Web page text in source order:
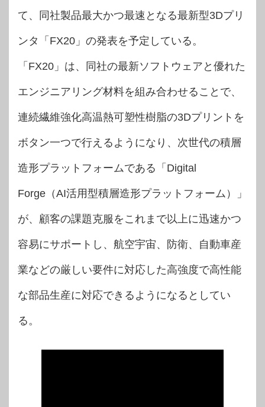
て、同社製品最大かつ最速となる最新型3Dプリ
ンタ「FX20」の発表を予定している。
「FX20」は、同社の最新ソフトウェアと優れた
エンジニアリング材料を組み合わせることで、
連続繊維強化高温熱可塑性樹脂の3Dプリントを
ボタン一つで行えるようになり、次世代の積層
造形プラットフォームである「Digital
Forge（AI活用型積層造形プラットフォーム）」
が、顧客の課題克服をこれまで以上に迅速かつ
容易にサポートし、航空宇宙、防衛、自動車産
業などの厳しい要件に対応した高強度で高性能
な部品生産に対応できるようになるとしてい
る。